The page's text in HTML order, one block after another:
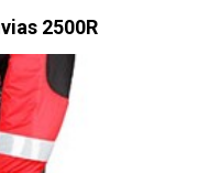
2500R